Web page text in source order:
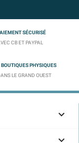
SÉCURISÉ
CB ET PAYPAL
BOUTIQUES PHYSIQUES
LE GRAND OUEST

